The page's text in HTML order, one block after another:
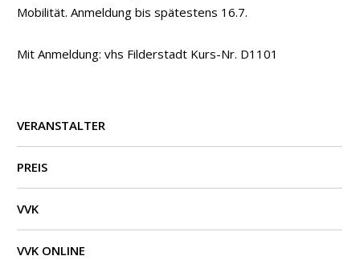
Mobilität. Anmeldung bis spätestens 16.7.
Mit Anmeldung: vhs Filderstadt Kurs-Nr. D1101
VERANSTALTER
PREIS
VVK
VVK ONLINE